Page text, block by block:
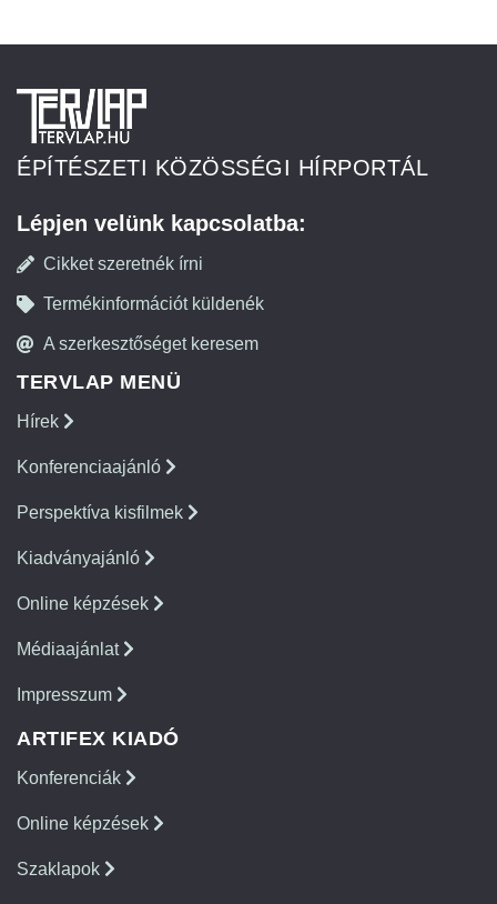
ÉPÍTÉSZETI KÖZÖSSÉGI HÍRPORTÁL
Lépjen velünk kapcsolatba:
Cikket szeretnék írni
Termékinformációt küldenék
A szerkesztőséget keresem
TERVLAP MENÜ
Hírek
Konferenciaajánló
Perspektíva kisfilmek
Kiadványajánló
Online képzések
Médiaajánlat
Impresszum
ARTIFEX KIADÓ
Konferenciák
Online képzések
Szaklapok